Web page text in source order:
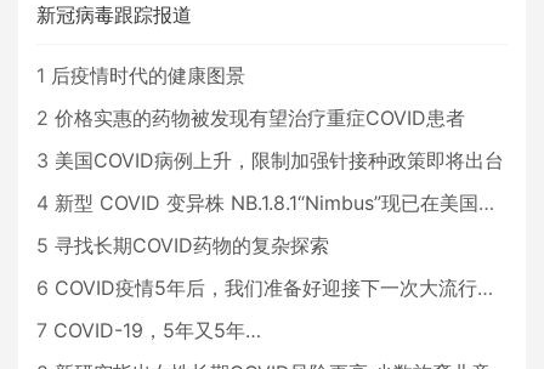
新冠病毒跟踪报道
1 后疫情时代的健康图景
2 价格实惠的药物被发现有望治疗重症COVID患者
3 美国COVID病例上升，限制加强针接种政策即将出台
4 新型 COVID 变异株 NB.1.8.1“Nimbus”现已在美国占据主导地位
5 寻找长期COVID药物的复杂探索
6 COVID疫情5年后，我们准备好迎接下一次大流行了吗？
7 COVID-19，5年又5年…